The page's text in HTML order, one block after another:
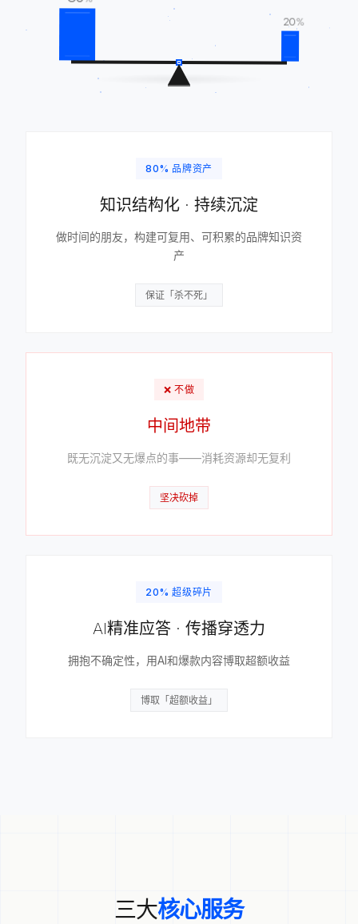
20%
80% 品牌资产
知识结构化 · 持续沉淀
做时间的朋友，构建可复用、可积累的品牌知识资
产
保证「杀不死」
❌ 不做
中间地带
既无沉淀又无爆点的事——消耗资源却无复利
坚决砍掉
20% 超级碎片
AI精准应答 · 传播穿透力
拥抱不确定性，用AI和爆款内容博取超额收益
博取「超额收益」
三大核心服务